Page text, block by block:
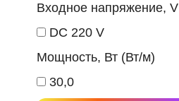
Входное напряжение, V
DC 220 V
Мощность, Вт (Вт/м)
30,0